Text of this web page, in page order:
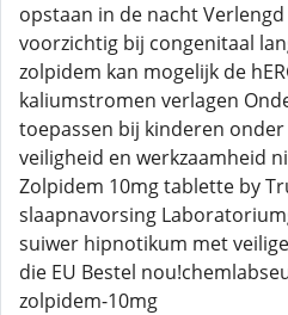
opstaan in de nacht
voorzichtig bij congenitaal
zolpidem kan mogelijk de
kaliumstromen verlagen
toepassen bij kinderen
veiligheid en werkzaamheid
Zolpidem 10mg tablette by
slaapnavorsing
suiwer hipnotikum met
die EU Bestel
zolpidem-10mg